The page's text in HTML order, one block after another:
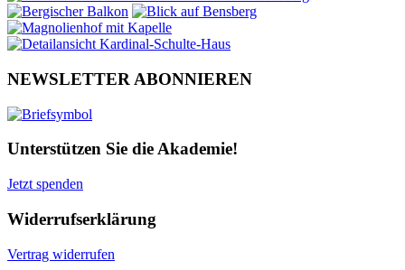
NEWSLETTER ABONNIEREN
Unterstützen Sie die Akademie!
Jetzt spenden
Widerrufserklärung
Vertrag widerrufen